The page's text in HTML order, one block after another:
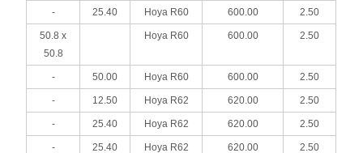
- 25.40 Hoya R60 600.00 2.50
50.8 x
50.8
Hoya R60 600.00 2.50
- 50.00 Hoya R60 600.00 2.50
- 12.50 Hoya R62 620.00 2.50
- 25.40 Hoya R62 620.00 2.50
- 25.40 Hoya R62 620.00 2.50